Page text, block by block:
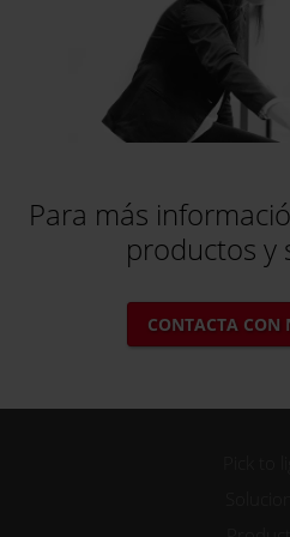
Para más
productos y
CONTACTA CON